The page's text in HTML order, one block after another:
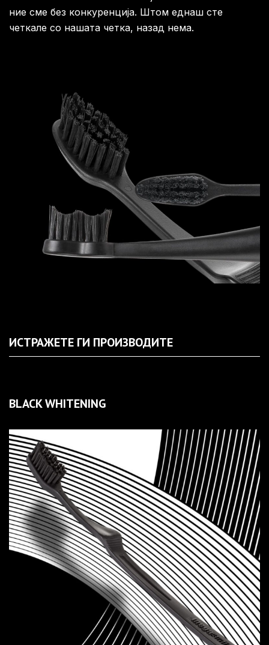
ние сме без конкуренција. Штом еднаш сте
четкале со нашата четка, назад нема.
ИСТРАЖЕТЕ ГИ ПРОИЗВОДИТЕ
BLACK WHITENING